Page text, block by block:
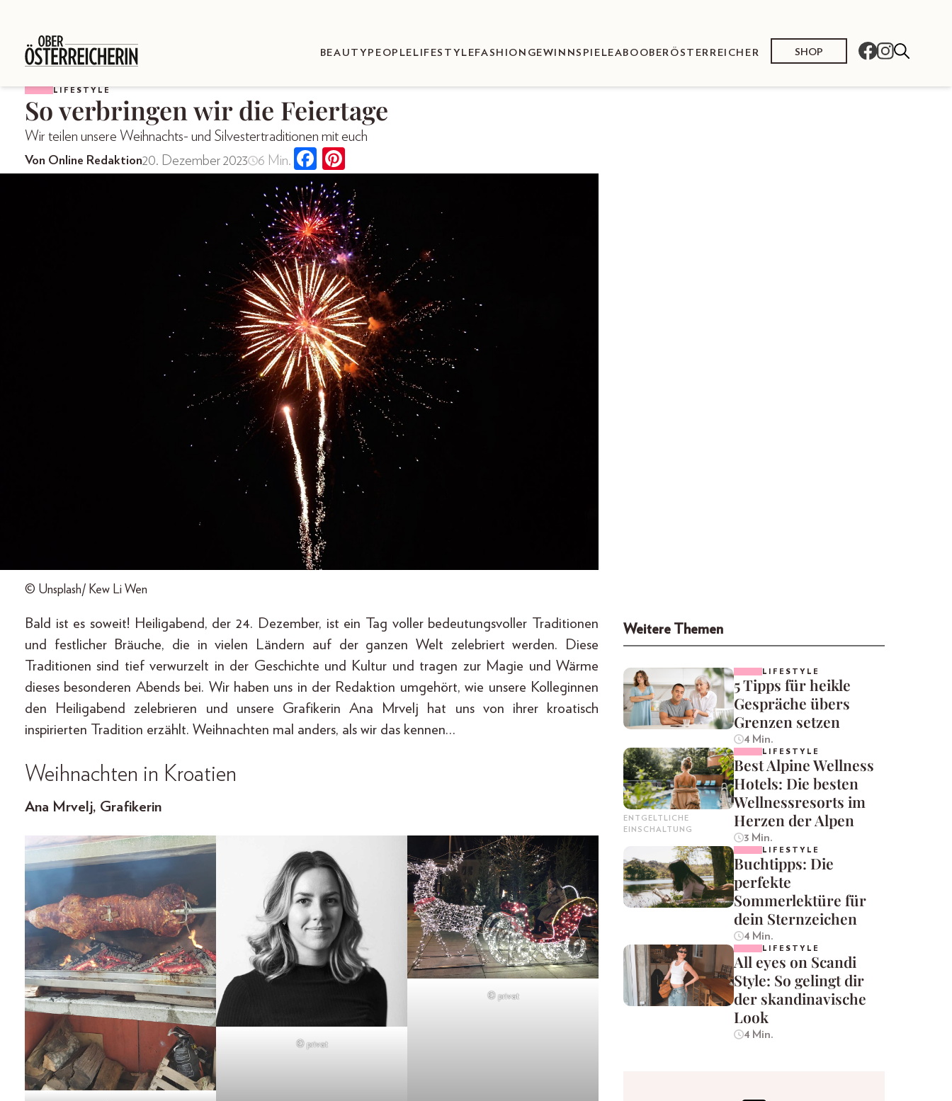
BEAUTY PEOPLE LIFESTYLEFASHION GEWINNSPIELEABO OBERÖSTERREICHER SHOP
LIFESTYLE
So verbringen wir die Feiertage
Wir teilen unsere Weihnachts- und Silvestertraditionen mit euch
Von Online Redaktion20. Dezember 2023 6 Min.
© Unsplash/ Kew Li Wen
Bald ist es soweit! Heiligabend, der 24. Dezember, ist ein Tag voller bedeutungsvoller Traditionen
und festlicher Bräuche, die in vielen Ländern auf der ganzen Welt zelebriert werden. Diese
Traditionen sind tief verwurzelt in der Geschichte und Kultur und tragen zur Magie und Wärme
dieses besonderen Abends bei. Wir haben uns in der Redaktion umgehört, wie unsere Kolleginnen
den Heiligabend zelebrieren und unsere Grafikerin Ana Mrvelj hat uns von ihrer kroatisch
inspirierten Tradition erzählt. Weihnachten mal anders, als wir das kennen…
Weihnachten in Kroatien
Ana Mrvelj, Grafikerin
© privat
© privat
Weitere Themen
LIFESTYLE
5 Tipps für heikle
Gespräche übers
Grenzen setzen
4 Min.
ENTGELTLICHE
EINSCHALTUNG
LIFESTYLE
Best Alpine Wellness
Hotels: Die besten
Wellnessresorts im
Herzen der Alpen
3 Min.
LIFESTYLE
Buchtipps: Die
perfekte
Sommerlektüre für
dein Sternzeichen
4 Min.
LIFESTYLE
All eyes on Scandi
Style: So gelingt dir
der skandinavische
Look
4 Min.